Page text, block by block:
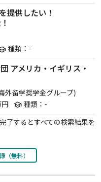
提供したい！
種類：-
アメリカ・イギリス・
外留学奨学金グループ)
school 種類：-
了するとすべての検索結果を
（無料）